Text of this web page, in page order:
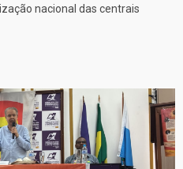
nacional das centrais